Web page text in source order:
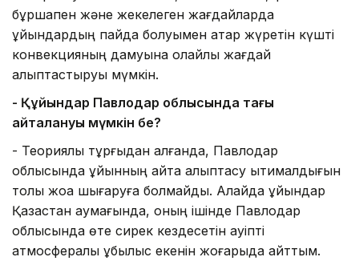
бұршақпен және жекелеген жағдайларда
құйындардың пайда болуымен қатар жүретін күшті
конвекцияның дамуына қолайлы жағдай
қалыптастыруы мүмкін.
- Құйындар Павлодар облысында тағы
қайталануы мүмкін бе?
- Теориялық тұрғыдан алғанда, Павлодар
облысында құйынның қайта қалыптасу ықтималдығын
толық жоққа шығаруға болмайды. Алайда құйындар
Қазақстан аумағында, оның ішінде Павлодар
облысында өте сирек кездесетін қауіпті
атмосфералық құбылыс екенін жоғарыда айттым.